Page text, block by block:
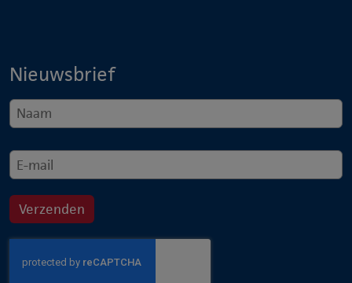
Nieuwsbrief